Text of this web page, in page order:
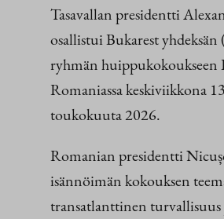
Tasavallan presidentti
osallistui Bukarest yhdeksän
ryhmän huippukokoukseen
Romaniassa keskiviikkona
toukokuuta 2026.
Romanian presidentti
isännöimän kokouksen
transatlanttinen